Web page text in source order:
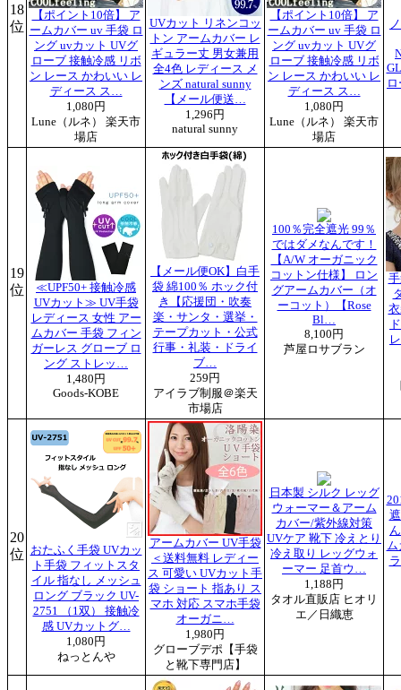
18
位
【ポイント10倍】 ア
ームカバー uv 手袋 ロ
ング uvカット UVグ
ローブ 接触冷感 リボ
ン レース かわいい レ
ディース ス…
1,080円
Lune（ルネ） 楽天市
場店
UVカット リネンコッ
トン アームカバー レ
ギュラー丈 男女兼用
全4色 レディース メ
ンズ natural sunny
【メール便送…
1,296円
natural sunny
【ポイント10倍】 ア
ームカバー uv 手袋 ロ
ング uvカット UVグ
ローブ 接触冷感 リボ
ン レース かわいい レ
ディース ス…
1,080円
Lune（ルネ） 楽天市
場店
19
位
≪UPF50+ 接触冷感
UVカット≫ UV手袋
レディース 女性 アー
ムカバー 手袋 フィン
ガーレス グローブ ロ
ング ストレッ…
1,480円
Goods-KOBE
【メール便OK】白手
袋 綿100％ ホック付
き【応援団・吹奏
楽・サンタ・選挙・
テープカット・公式
行事・礼装・ドライ
ブ…
259円
アイラブ制服＠楽天
市場店
100％完全遮光 99％
ではダメなんです！
【A/W オーガニック
コットン仕様】 ロン
グアームカバー（オ
ーコット）【Rose
Bl…
8,100円
芦屋ロサブラン
20
位
おたふく手袋 UVカッ
ト手袋 フィットスタ
イル 指なし メッシュ
ロング ブラック UV-
2751 （1双） 接触冷
感 UVカットグ…
1,080円
ねっとんや
アームカバー UV手袋
＜送料無料 レディー
ス 可愛い UVカット手
袋 ショート 指あり ス
マホ 対応 スマホ手袋
オーガニ…
1,980円
グローブデポ【手袋
と靴下専門店】
日本製 シルク レッグ
ウォーマー＆アーム
カバー/紫外線対策
UVケア 靴下 冷えとり
冷え取り レッグウォ
ーマー 足首ウ…
1,188円
タオル直販店 ヒオリ
エ／日織恵
ム